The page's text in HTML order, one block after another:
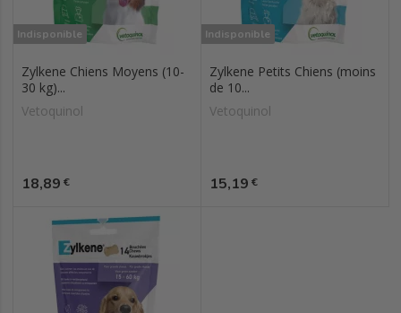
Indisponible
Zylkene Chiens Moyens (10-
30 kg)...
Vetoquinol
Prix
18,89 €
Indisponible
Zylkene Petits Chiens (moins
de 10...
Vetoquinol
Prix
15,19 €